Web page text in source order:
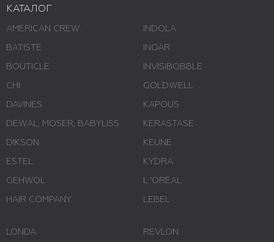
КАТАЛОГ
AMERICAN CREW
BATISTE
BOUTICLE
CHI
DAVINES
DEWAL, MOSER, BABYLISS
DIKSON
ESTEL
GEHWOL
HAIR COMPANY
INDOLA
INOAR
INVISIBOBBLE
GOLDWELL
KAPOUS
KERASTASE
KEUNE
KYDRA
L 'ОREAL
LEBEL
LONDA REVLON